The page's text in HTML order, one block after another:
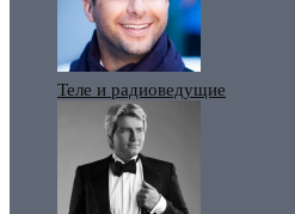
Теле и радиоведущие